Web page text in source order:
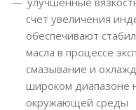
счет увеличения
обеспечивают
масла в процессе
смазывание и
широком диапазоне
окружающей среды